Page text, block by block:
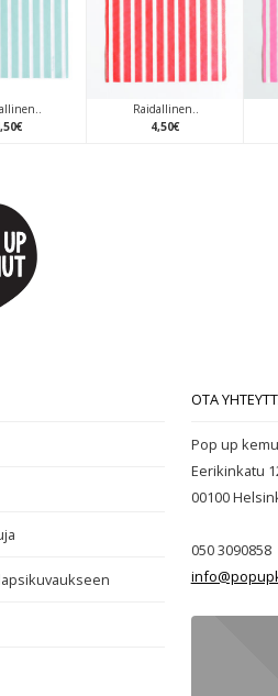
,50€
Raidallinen..
4,50€
OTA
Pop up
Eerikinkatu
00100
050 3090858